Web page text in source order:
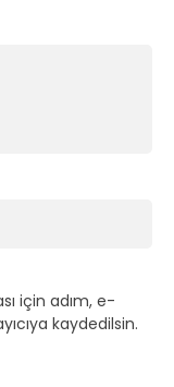
için adım, e-
kaydedilsin.